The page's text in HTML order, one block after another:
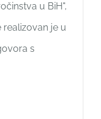
u BiH",
realizovan je u
s